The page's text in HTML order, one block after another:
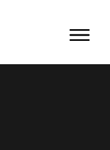
MENU